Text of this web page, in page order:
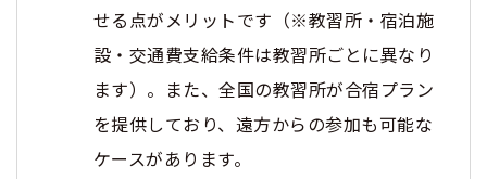
せる点がメリットです（※教習所・宿泊施
設・交通費支給条件は教習所ごとに異なり
ます）。また、全国の教習所が合宿プラン
を提供しており、遠方からの参加も可能な
ケースがあります。